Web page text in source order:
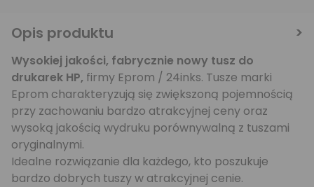
Opis produktu
Wysokiej jakości, fabrycznie nowy tusz do
drukarek HP, firmy Eprom / 24inks. Tusze marki
Eprom charakteryzują się zwiększoną pojemnością
przy zachowaniu bardzo atrakcyjnej ceny oraz
wysoką jakością wydruku porównywalną z tuszami
oryginalnymi.
Idealne rozwiązanie dla każdego, kto poszukuje
bardzo dobrych tuszy w atrakcyjnej cenie.